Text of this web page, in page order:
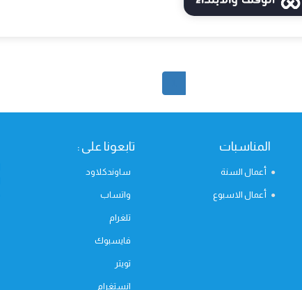
المناسبات
أعمال السنة
أعمال الاسبوع
تابعونا على :
ساوندكلاود
واتساب
تلغرام
فايسبوك
تويتر
انستغرام